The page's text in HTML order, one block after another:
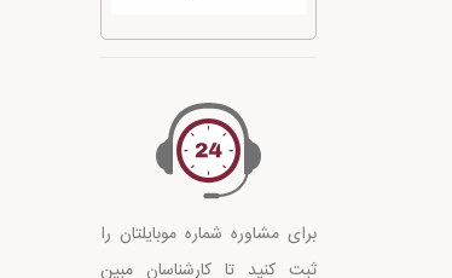
برای مشاوره شماره موبایلتان را
ثبت کنید تا کارشناسان مبین